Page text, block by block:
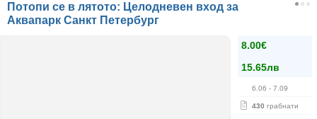
Потопи се в лятото: Целодневен вход за
Аквапарк Санкт Петербург
8.00€
15.65лв
6.06 - 7.09
430 грабнати